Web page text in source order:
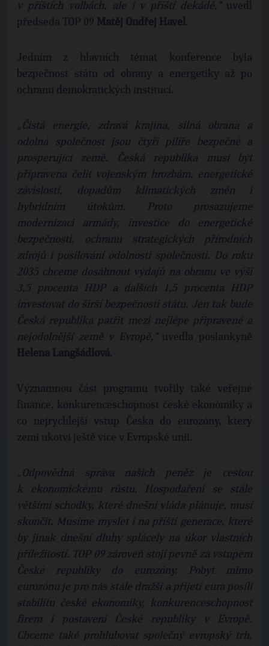
v příštích volbách, ale i v příští dekádě,“uvedl
předseda TOP 09 Matěj Ondřej Havel .
Jedním z hlavních témat konference byla
bezpečnost státu od obrany a energetiky až po
ochranu demokratických institucí.
„Čistá energie, zdravá krajina, silná obrana a
odolná společnost jsou čtyři pilíře bezpečné a
prosperující země. Česká republika musí být
připravena čelit vojenským hrozbám, energetické
závislosti, dopadům klimatických změn i
hybridním útokům. Proto prosazujeme
modernizaci armády, investice do energetické
bezpečnosti, ochranu strategických přírodních
zdrojů i posilování odolnosti společnosti. Do roku
2035 chceme dosáhnout výdajů na obranu ve výši
3,5 procenta HDP a dalších 1,5 procenta HDP
investovat do širší bezpečnosti státu. Jen tak bude
Česká republika patřit mezi nejlépe připravené a
nejodolnější země v Evropě,“uvedla poslankyně
Helena Langšádlová.
Významnou část programu tvořily také veřejné
finance, konkurenceschopnost české ekonomiky a
co nejrychlejší vstup Česka do eurozóny, který
zemi ukotví ještě více v Evropské unii.
„Odpovědná správa našich peněz je cestou
k ekonomickému růstu. Hospodaření se stále
většími schodky, které dnešní vláda plánuje, musí
skončit. Musíme myslet i na příští generace, které
by jinak dnešní dluhy splácely na úkor vlastních
příležitostí. TOP 09 zároveň stojí pevně za vstupem
České republiky do eurozóny. Pobyt mimo
eurozónu je pro nás stále dražší a přijetí eura posílí
stabilitu české ekonomiky, konkurenceschopnost
firem i postavení České republiky v Evropě.
Chceme také prohlubovat společný evropský trh,